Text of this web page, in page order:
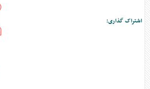
اشتراک گذاری: